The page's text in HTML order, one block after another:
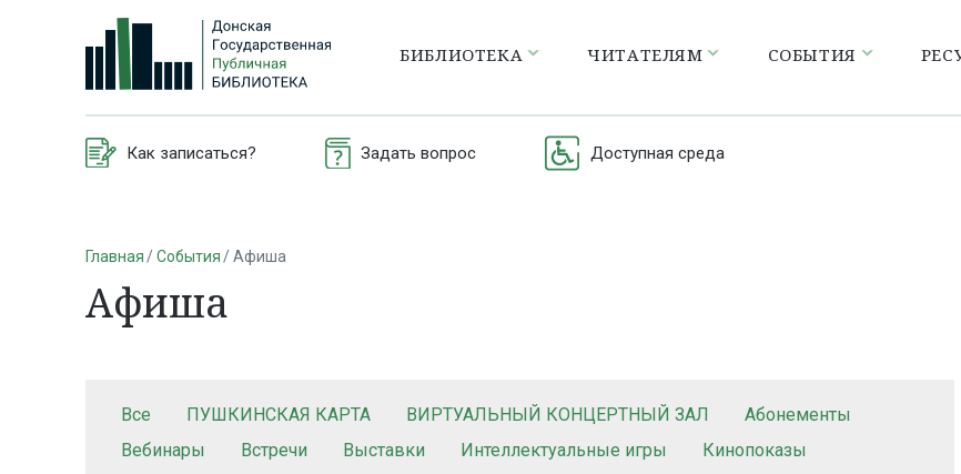
БИБЛИОТЕКА ЧИТАТЕЛЯМ СОБЫТИЯ
Как записаться? Задать вопрос Доступная среда
Главная События Афиша
Афиша
Все ПУШКИНСКАЯ КАРТА ВИРТУАЛЬНЫЙ КОНЦЕРТНЫЙ ЗАЛ
Абонементы
Вебинары
Встречи Выставки Интеллектуальные игры
Кинопоказы